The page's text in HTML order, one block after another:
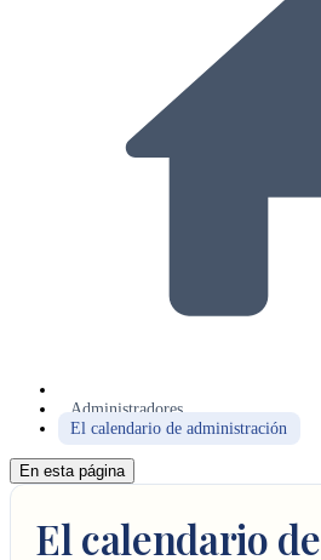
Administradores
El calendario de administración
En esta página
El calendario de